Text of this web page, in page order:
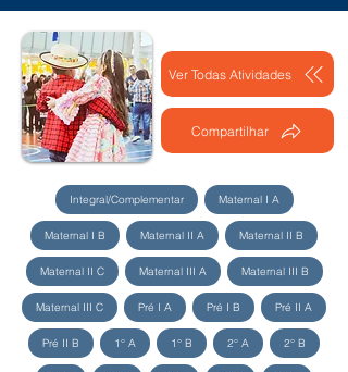
Ver Todas Atividades
Compartilhar
Integral/Complementar Maternal I A
Maternal I B Maternal II A Maternal II B
Maternal II C Maternal III A Maternal III B
Maternal III C Pré I A Pré I B Pré II A
Pré II B 1° A 1° B 2° A 2° B